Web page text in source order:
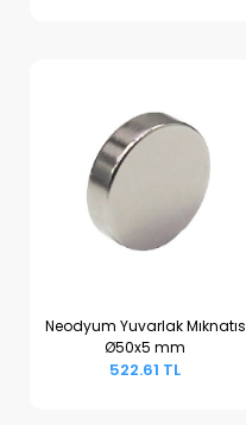
Sepete Ekle
Neodyum Yuvarlak Mıknatıs
Ø50x5 mm
522.61 TL